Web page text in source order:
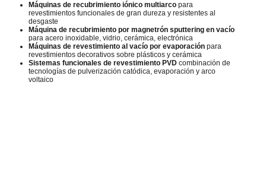
Máquinas de recubrimiento iónico multiarco para
revestimientos funcionales de gran dureza y resistentes al
desgaste
Máquina de recubrimiento por magnetrón sputtering en vacío
para acero inoxidable, vidrio, cerámica, electrónica
Máquinas de revestimiento al vacío por evaporación para
revestimientos decorativos sobre plásticos y cerámica
Sistemas funcionales de revestimiento PVD combinación de
tecnologías de pulverización catódica, evaporación y arco
voltaico